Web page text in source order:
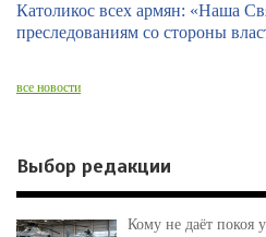
Католикос всех армян: «Наша
преследованиям со стороны
все новости
Выбор редакции
Кому не даёт покоя